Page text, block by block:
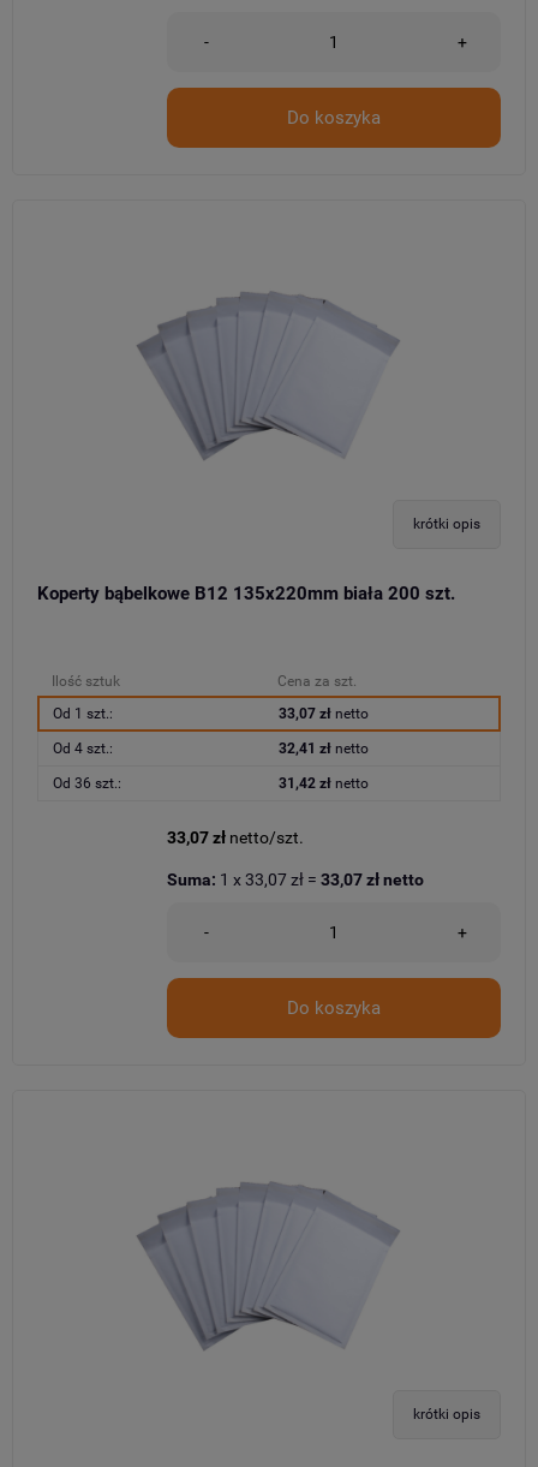
- +
Do koszyka
krótki opis
Koperty bąbelkowe B12 135x220mm biała 200 szt.
Ilość sztuk
Cena za szt.
Od 1 szt.:
33,07 złnetto
Od 4 szt.: 32,41 złnetto
Od 36 szt.: 31,42 złnetto
33,07 zł netto/szt.
- +
Do koszyka
Suma: 1 x33,07 zł = 33,07 złnetto
krótki opis